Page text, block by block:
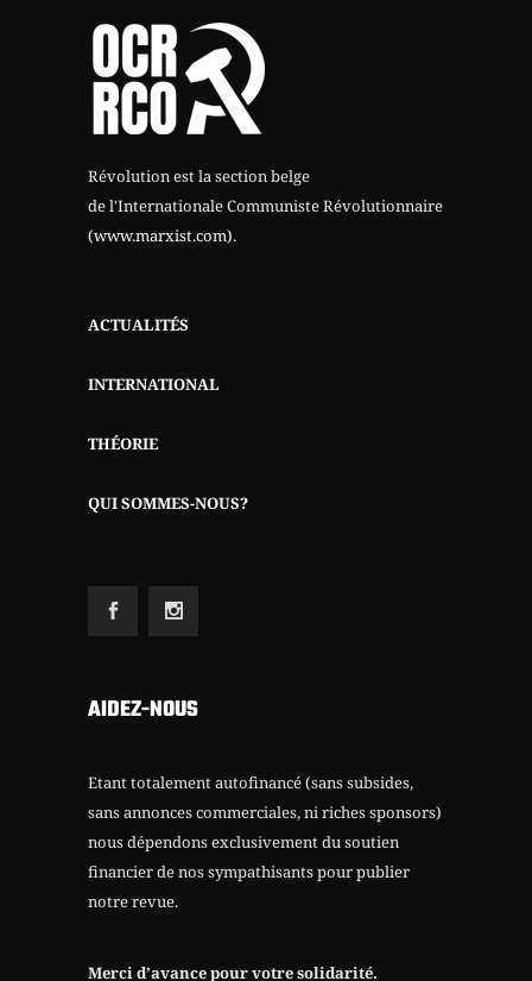
Révolution est la section belge
de l'Internationale Communiste Révolutionnaire
(www.marxist.com).
ACTUALITÉS
INTERNATIONAL
THÉORIE
QUI SOMMES-NOUS?
AIDEZ-NOUS
Etant totalement autofinancé (sans subsides,
sans annonces commerciales, ni riches sponsors)
nous dépendons exclusivement du soutien
financier de nos sympathisants pour publier
notre revue.
Merci d’avance pour votre solidarité.